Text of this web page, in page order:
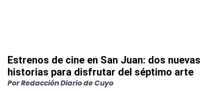
Estrenos de cine en San Juan: dos nuevas
historias para disfrutar del séptimo arte
PorRedacción Diario de Cuyo